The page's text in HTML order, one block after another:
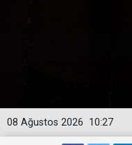
10:27
08 Ağustos 2026